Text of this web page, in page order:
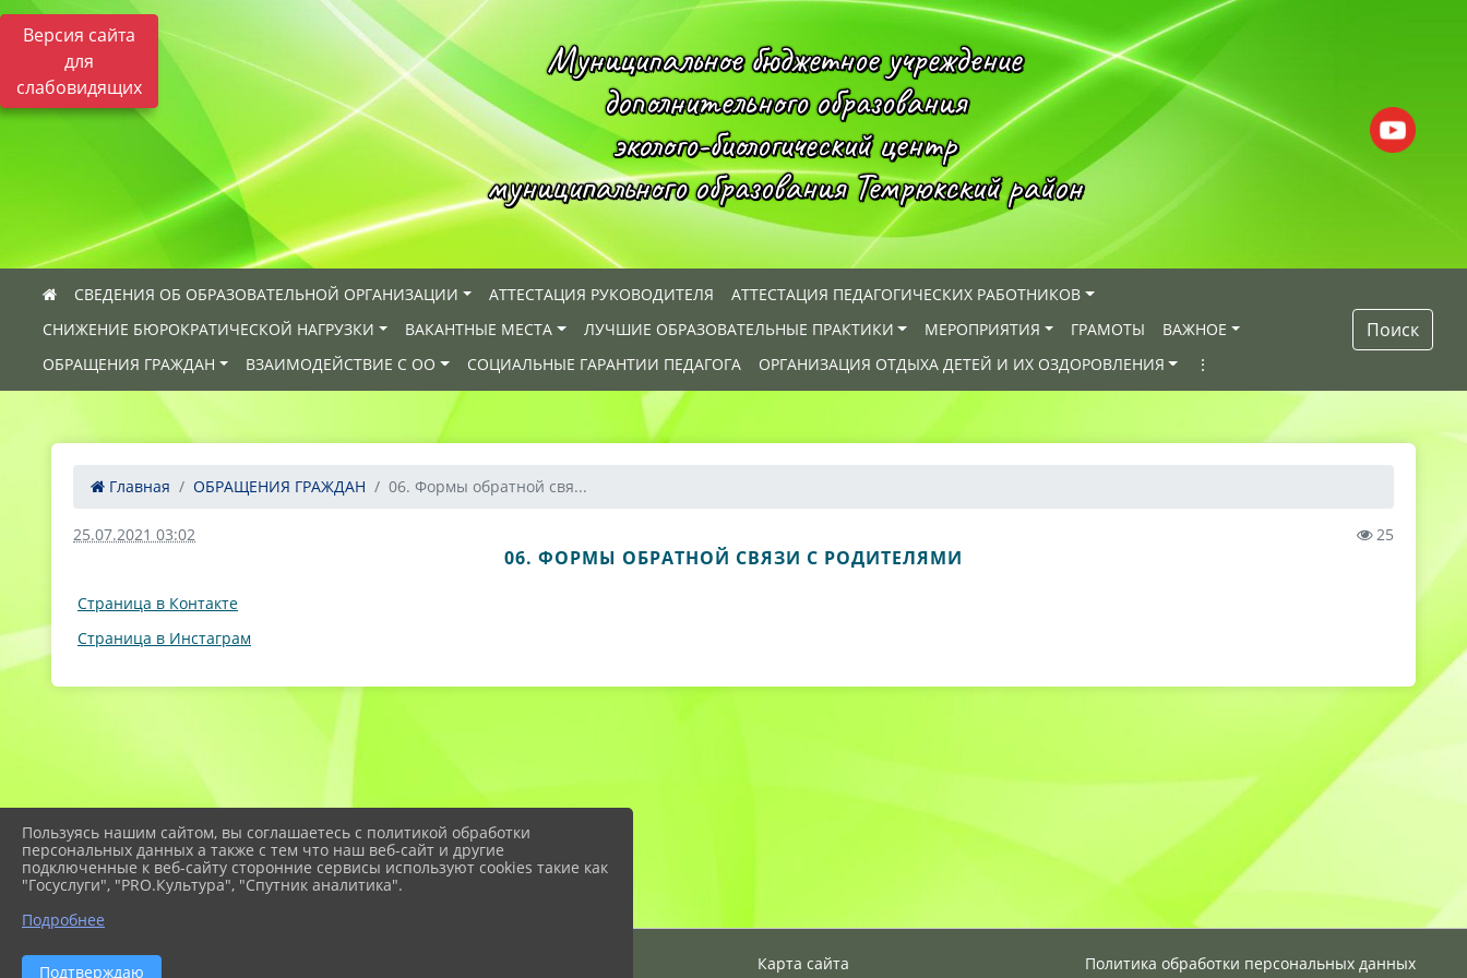
Версия сайта
для
слабовидящих
Муниципальное бюджетное учреждение
дополнительного образования
эколого-биологический центр
муниципального образования Темрюкский район
СВЕДЕНИЯ ОБ ОБРАЗОВАТЕЛЬНОЙ ОРГАНИЗАЦИИ АТТЕСТАЦИЯ РУКОВОДИТЕЛЯ
АТТЕСТАЦИЯ ПЕДАГОГИЧЕСКИХ РАБОТНИКОВ
СНИЖЕНИЕ БЮРОКРАТИЧЕСКОЙ НАГРУЗКИ
ВАКАНТНЫЕ МЕСТА ЛУЧШИЕ ОБРАЗОВАТЕЛЬНЫЕ ПРАКТИКИ МЕРОПРИЯТИЯ ГРАМОТЫ
ВАЖНОЕ
ОБРАЩЕНИЯ ГРАЖДАН
ВЗАИМОДЕЙСТВИЕ С ОО СОЦИАЛЬНЫЕ ГАРАНТИИ ПЕДАГОГА ОРГАНИЗАЦИЯ ОТДЫХА ДЕТЕЙ И ИХ ОЗДОРОВЛЕНИЯ ⋮
Поиск
Главная ОБРАЩЕНИЯ ГРАЖДАН 06. Формы обратной свя...
25.07.2021 03:02 25
06. ФОРМЫ ОБРАТНОЙ СВЯЗИ С РОДИТЕЛЯМИ
Страница в Контакте
Страница в Инстаграм
2026 г. eco-centr.temr23.ru Карта сайта Политика обработки персональных данных
Пользуясь нашим сайтом, вы соглашаетесь с политикой обработки
персональных данных а также с тем что наш веб-сайт и другие
подключенные к веб-сайту сторонние сервисы используют cookies такие как
"Госуслуги", "PRO.Культура", "Спутник аналитика".
Подробнее
Подтверждаю